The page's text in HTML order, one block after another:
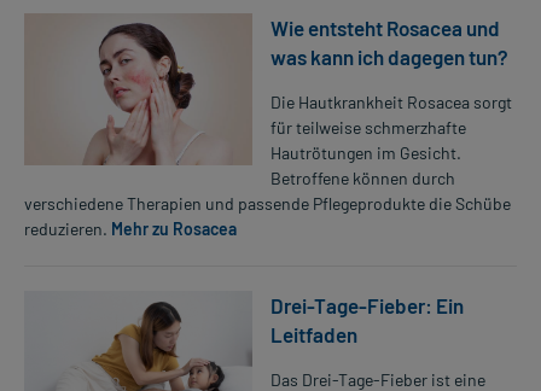
Wie entsteht Rosacea und
was kann ich dagegen tun?
Die Hautkrankheit Rosacea sorgt
für teilweise schmerzhafte
Hautrötungen im Gesicht.
Betroffene können durch
verschiedene Therapien und passende Pflegeprodukte die Schübe
reduzieren. Mehr zu Rosacea
Drei-Tage-Fieber: Ein
Leitfaden
Das Drei-Tage-Fieber ist eine